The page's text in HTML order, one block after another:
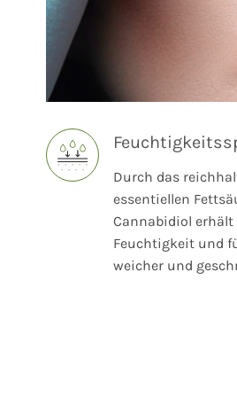
Durch das
essentiellen
Cannabidiol
Feuchtigkeit und
weicher und